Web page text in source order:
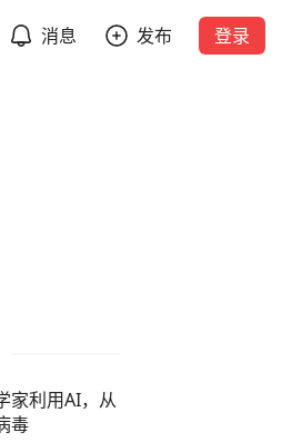
消息 发布 登录
家利用AI，从
毒